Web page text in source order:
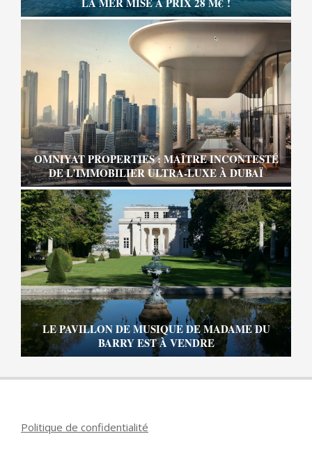
OMNIYAT PROPERTIES : MAÎTRE INCONTESTÉ
DE L’IMMOBILIER ULTRA-LUXE À DUBAÏ
LE PAVILLON DE MUSIQUE DE MADAME DU
BARRY EST À VENDRE
Politique de confidentialité